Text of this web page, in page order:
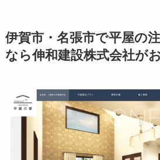
伊賀市・名張市で平屋の
なら伸和建設株式会社が